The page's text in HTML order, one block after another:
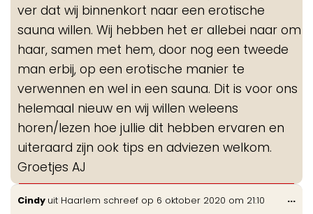
ver dat wij binnenkort naar een erotische
sauna willen. Wij hebben het er allebei naar om
haar, samen met hem, door nog een tweede
man erbij, op een erotische manier te
verwennen en wel in een sauna. Dit is voor ons
helemaal nieuw en wij willen weleens
horen/lezen hoe jullie dit hebben ervaren en
uiteraard zijn ook tips en adviezen welkom.
Groetjes AJ
Cindy uit Haarlem schreef op 6 oktober 2020 om 21:10 ...